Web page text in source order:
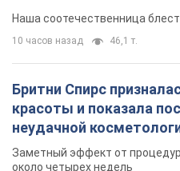
Видео
Наша соотечественница
10 часов назад 46,1 т.
Бритни Спирс
красоты и показала
неудачной
так почти месяц
Заметный эффект от
около четырех недель